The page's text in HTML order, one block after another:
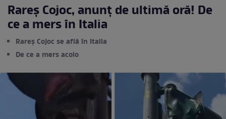
Rareș Cojoc, anunț de ultimă oră! De
ce a mers în Italia
Rareș Cojoc se află în Italia
De ce a mers acolo